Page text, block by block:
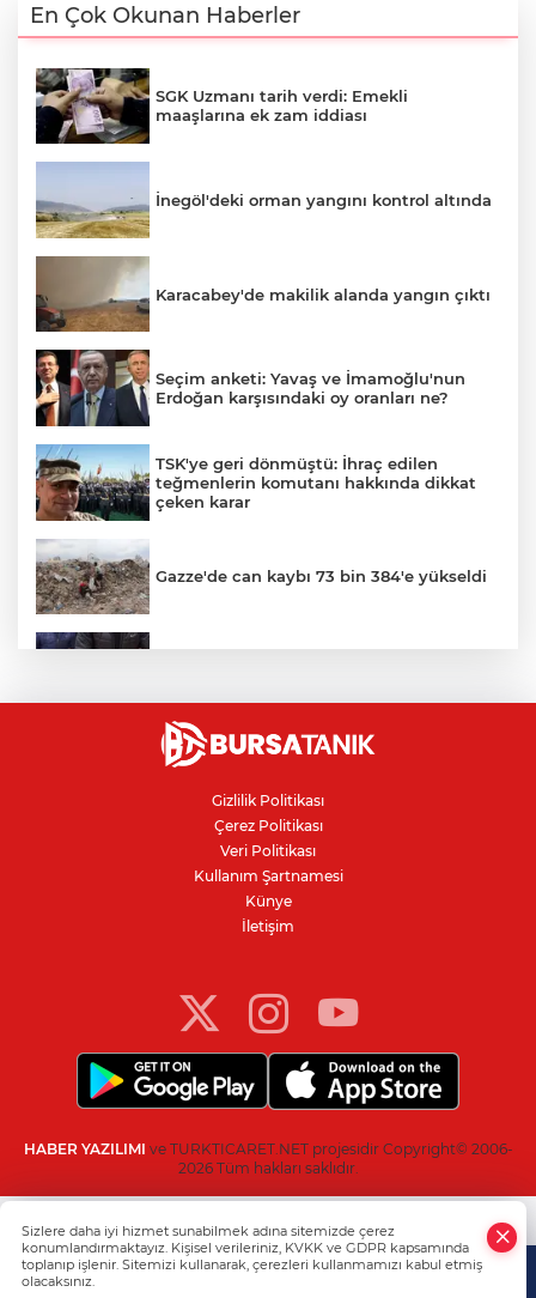
En Çok Okunan Haberler
SGK Uzmanı tarih verdi: Emekli
maaşlarına ek zam iddiası
İnegöl'deki orman yangını kontrol altında
Karacabey'de makilik alanda yangın çıktı
Seçim anketi: Yavaş ve İmamoğlu'nun
Erdoğan karşısındaki oy oranları ne?
TSK'ye geri dönmüştü: İhraç edilen
teğmenlerin komutanı hakkında dikkat
çeken karar
Gazze'de can kaybı 73 bin 384'e yükseldi
Bursa'da alevlere teslim olan samanlık
kül oldu
IBAN'la para transferinde yeni dönem
İnegöllü girişimciden bağış
Gizlilik Politikası
Çerez Politikası
Veri Politikası
Kullanım Şartnamesi
Künye
İletişim
HABER YAZILIMI ve TURKTICARET.NET projesidir Copyright© 2006-
2026 Tüm hakları saklıdır.
Sizlere daha iyi hizmet sunabilmek adına sitemizde çerez
konumlandırmaktayız. Kişisel verileriniz, KVKK ve GDPR kapsamında
toplanıp işlenir. Sitemizi kullanarak, çerezleri kullanmamızı kabul etmiş
olacaksınız.